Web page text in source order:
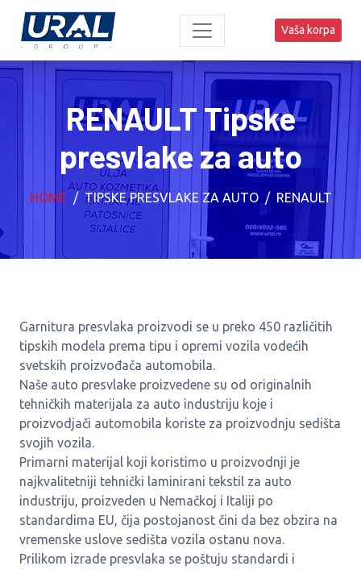
Vaša korpa
RENAULT Tipske
presvlake za auto
HOME TIPSKE PRESVLAKE ZA AUTO RENAULT
Garnitura presvlaka proizvodi se u preko 450 različitih
tipskih modela prema tipu i opremi vozila vodećih
svetskih proizvođača automobila.
Naše auto presvlake proizvedene su od originalnih
tehničkih materijala za auto industriju koje i
proizvodjači automobila koriste za proizvodnju sedišta
svojih vozila.
Primarni materijal koji koristimo u proizvodnji je
najkvalitetniji tehnički laminirani tekstil za auto
industriju, proizveden u Nemačkoj i Italiji po
standardima EU, čija postojanost čini da bez obzira na
vremenske uslove sedišta vozila ostanu nova.
Prilikom izrade presvlaka se poštuju standardi i